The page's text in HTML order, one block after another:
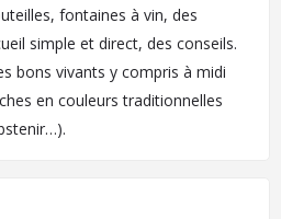
fontaines à vin, des
simple et direct, des conseils.
bons vivants y compris à midi
en couleurs traditionnelles